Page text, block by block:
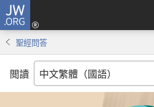
JW.ORG
聖經問答
閲讀